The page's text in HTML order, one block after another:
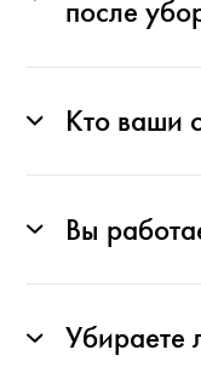
после
Кто ваши
Вы
Убираете